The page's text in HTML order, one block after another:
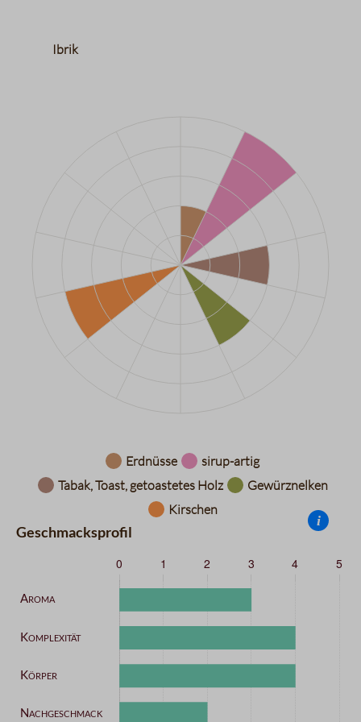
Ibrik
Datentabelle für das Diagramm: Aromarad
Erdnüsse
sirup-artig
Tabak, Toast, getoastetes Holz
Gewürznelken
Kirschen
Geschmacksprofil
i